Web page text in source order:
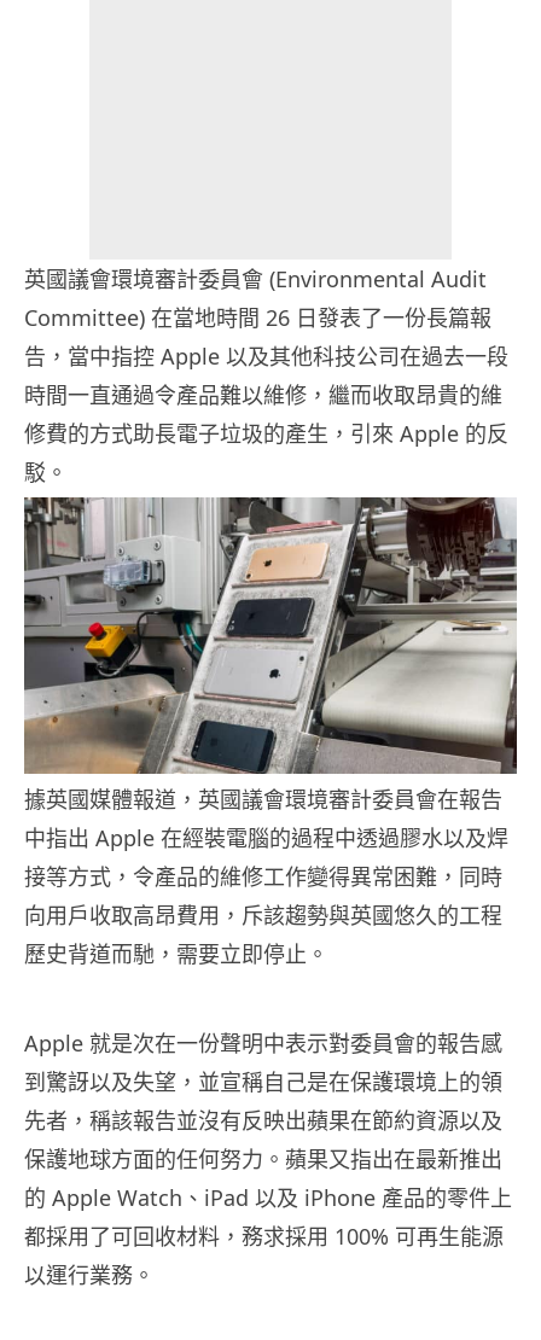
英國議會環境審計委員會 (Environmental Audit
Committee) 在當地時間 26 日發表了一份長篇報
告，當中指控 Apple 以及其他科技公司在過去一段
時間一直通過令產品難以維修，繼而收取昂貴的維
修費的方式助長電子垃圾的產生，引來 Apple 的反
駁。
據英國媒體報道，英國議會環境審計委員會在報告
中指出 Apple 在經裝電腦的過程中透過膠水以及焊
接等方式，令產品的維修工作變得異常困難，同時
向用戶收取高昂費用，斥該趨勢與英國悠久的工程
歷史背道而馳，需要立即停止。
Apple 就是次在一份聲明中表示對委員會的報告感
到驚訝以及失望，並宣稱自己是在保護環境上的領
先者，稱該報告並沒有反映出蘋果在節約資源以及
保護地球方面的任何努力。蘋果又指出在最新推出
的 Apple Watch、 iPad 以及 iPhone 產品的零件上
都採用了可回收材料，務求採用 100% 可再生能源
以運行業務。